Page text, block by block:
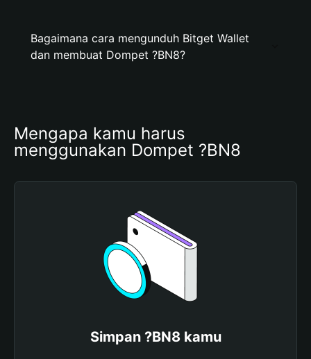
Bagaimana cara mengunduh Bitget Wallet
dan membuat Dompet ?BN8?
Mengapa kamu harus
menggunakan Dompet ?BN8
Simpan ?BN8 kamu